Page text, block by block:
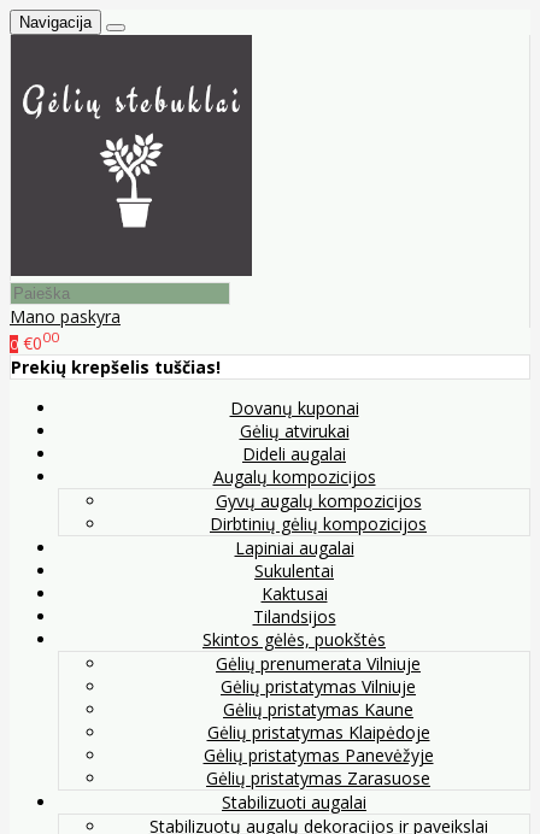
Navigacija
Mano paskyra
0 €000
Prekių krepšelis tuščias!
Dovanų kuponai
Gėlių atvirukai
Dideli augalai
Augalų kompozicijos
Gyvų augalų kompozicijos
Dirbtinių gėlių kompozicijos
Lapiniai augalai
Sukulentai
Kaktusai
Tilandsijos
Skintos gėlės, puokštės
Gėlių prenumerata Vilniuje
Gėlių pristatymas Vilniuje
Gėlių pristatymas Kaune
Gėlių pristatymas Klaipėdoje
Gėlių pristatymas Panevėžyje
Gėlių pristatymas Zarasuose
Stabilizuoti augalai
Stabilizuotų augalų dekoracijos ir paveikslai